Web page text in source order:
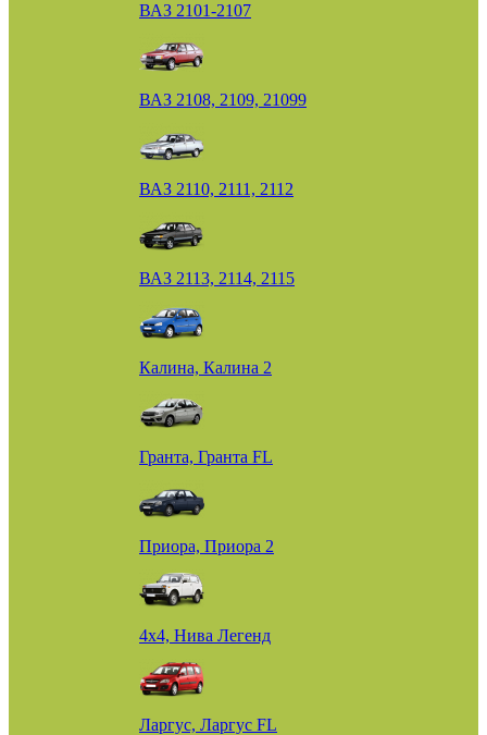
ВАЗ 2101-2107
ВАЗ 2108, 2109, 21099
ВАЗ 2110, 2111, 2112
ВАЗ 2113, 2114, 2115
Калина, Калина 2
Гранта, Гранта FL
Приора, Приора 2
4х4, Нива Легенд
Ларгус, Ларгус FL